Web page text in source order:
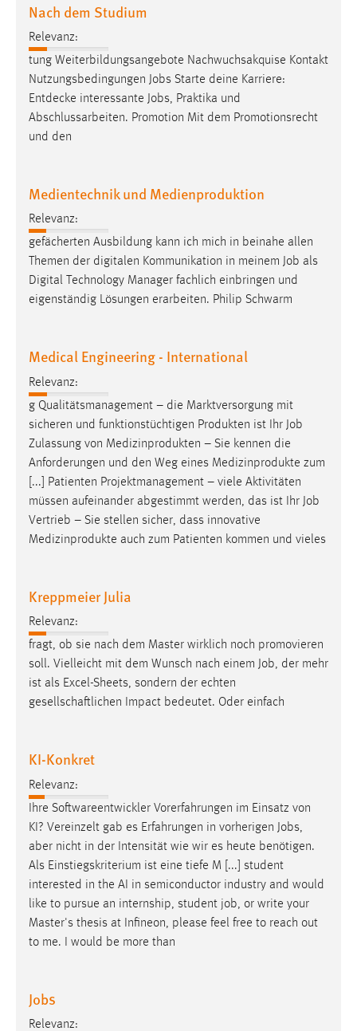
Nach dem Studium
Relevanz:
tung Weiterbildungsangebote Nachwuchsakquise Kontakt
Nutzungsbedingungen Jobs Starte deine Karriere:
Entdecke interessante Jobs, Praktika und
Abschlussarbeiten. Promotion Mit dem Promotionsrecht
und den
Medientechnik und Medienproduktion
Relevanz:
gefächerten Ausbildung kann ich mich in beinahe allen
Themen der digitalen Kommunikation in meinem Job als
Digital Technology Manager fachlich einbringen und
eigenständig Lösungen erarbeiten. Philip Schwarm
Medical Engineering - International
Relevanz:
g Qualitätsmanagement – die Marktversorgung mit
sicheren und funktionstüchtigen Produkten ist Ihr Job
Zulassung von Medizinprodukten – Sie kennen die
Anforderungen und den Weg eines Medizinprodukte zum
[...] Patienten Projektmanagement – viele Aktivitäten
müssen aufeinander abgestimmt werden, das ist Ihr Job
Vertrieb – Sie stellen sicher, dass innovative
Medizinprodukte auch zum Patienten kommen und vieles
Kreppmeier Julia
Relevanz:
fragt, ob sie nach dem Master wirklich noch promovieren
soll. Vielleicht mit dem Wunsch nach einem Job, der mehr
ist als Excel-Sheets, sondern der echten
gesellschaftlichen Impact bedeutet. Oder einfach
KI-Konkret
Relevanz:
Ihre Softwareentwickler Vorerfahrungen im Einsatz von
KI? Vereinzelt gab es Erfahrungen in vorherigen Jobs,
aber nicht in der Intensität wie wir es heute benötigen.
Als Einstiegskriterium ist eine tiefe M [...] student
interested in the AI in semiconductor industry and would
like to pursue an internship, student job, or write your
Master's thesis at Infineon, please feel free to reach out
to me. I would be more than
Jobs
Relevanz: